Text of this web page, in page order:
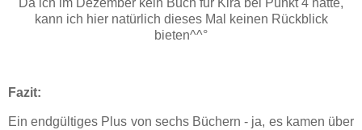
kann ich hier natürlich dieses Mal keinen Rückblick
bieten^^°
Fazit:
Ein endgültiges Plus von sechs Büchern - ja, es kamen über